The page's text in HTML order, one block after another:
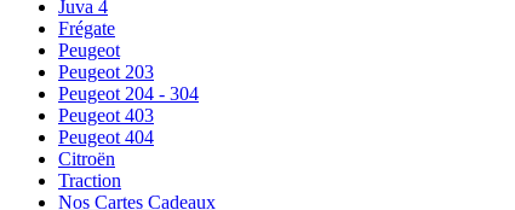
Juva 4
Frégate
Peugeot
Peugeot 203
Peugeot 204 - 304
Peugeot 403
Peugeot 404
Citroën
Traction
Nos Cartes Cadeaux